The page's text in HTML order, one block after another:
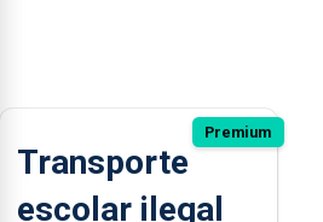
Premium
Transporte
escolar ilegal